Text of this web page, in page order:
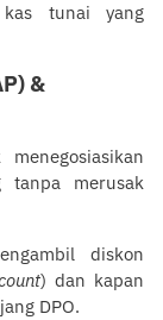
tunai yang
&
tanpa merusak
diskon
) dan kapan
DPO.